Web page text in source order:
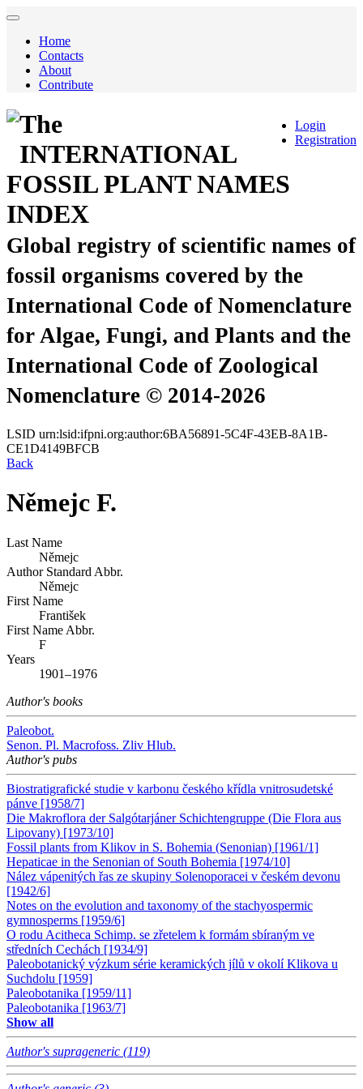
Home
Contacts
About
Contribute
Login
Registration
The
INTERNATIONAL
FOSSIL PLANT NAMES
INDEX
Global registry of scientific names of
fossil organisms covered by the
International Code of Nomenclature
for Algae, Fungi, and Plants and the
International Code of Zoological
Nomenclature © 2014-2026
LSID urn:lsid:ifpni.org:author:6BA56891-5C4F-43EB-8A1B-
CE1D4149BFCB
Back
Němejc F.
Last Name
Němejc
Author Standard Abbr.
Němejc
First Name
František
First Name Abbr.
F
Years
1901–1976
Author's books
Paleobot.
Senon. Pl. Macrofoss. Zliv Hlub.
Author's pubs
Biostratigrafické studie v karbonu českého křídla vnitrosudetské
pánve [1958/7]
Die Makroflora der Salgótarjáner Schichtengruppe (Die Flora aus
Lipovany) [1973/10]
Fossil plants from Klikov in S. Bohemia (Senonian) [1961/1]
Hepaticae in the Senonian of South Bohemia [1974/10]
Nález vápenitých řas ze skupiny Solenoporacei v českém devonu
[1942/6]
Notes on the evolution and taxonomy of the stachyospermic
gymnosperms [1959/6]
O rodu Acitheca Schimp. se zřetelem k formám sbíraným ve
středních Cechách [1934/9]
Paleobotanický výzkum série keramických jílů v okolí Klikova u
Suchdolu [1959]
Paleobotanika [1959/11]
Paleobotanika [1963/7]
Show all
Author's suprageneric (119)